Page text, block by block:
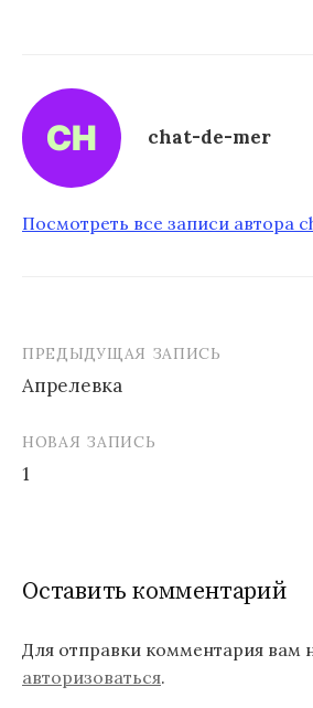
chat-de-mer
Посмотреть все записи автора
а
г
ц
и
ПРЕДЫДУЩАЯ ЗАПИСЬ
Апрелевка
НОВАЯ ЗАПИСЬ
1
Оставить комментарий
Для отправки комментария вам
авторизоваться.